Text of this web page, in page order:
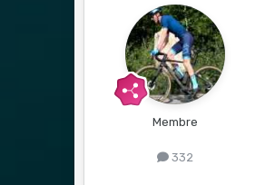
Membre
332